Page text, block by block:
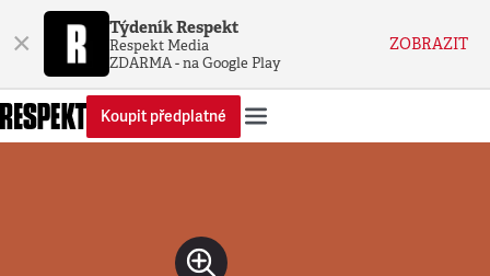
× Týdeník Respekt
Respekt Media
ZDARMA - na Google Play
ZOBRAZIT
Koupit předplatné